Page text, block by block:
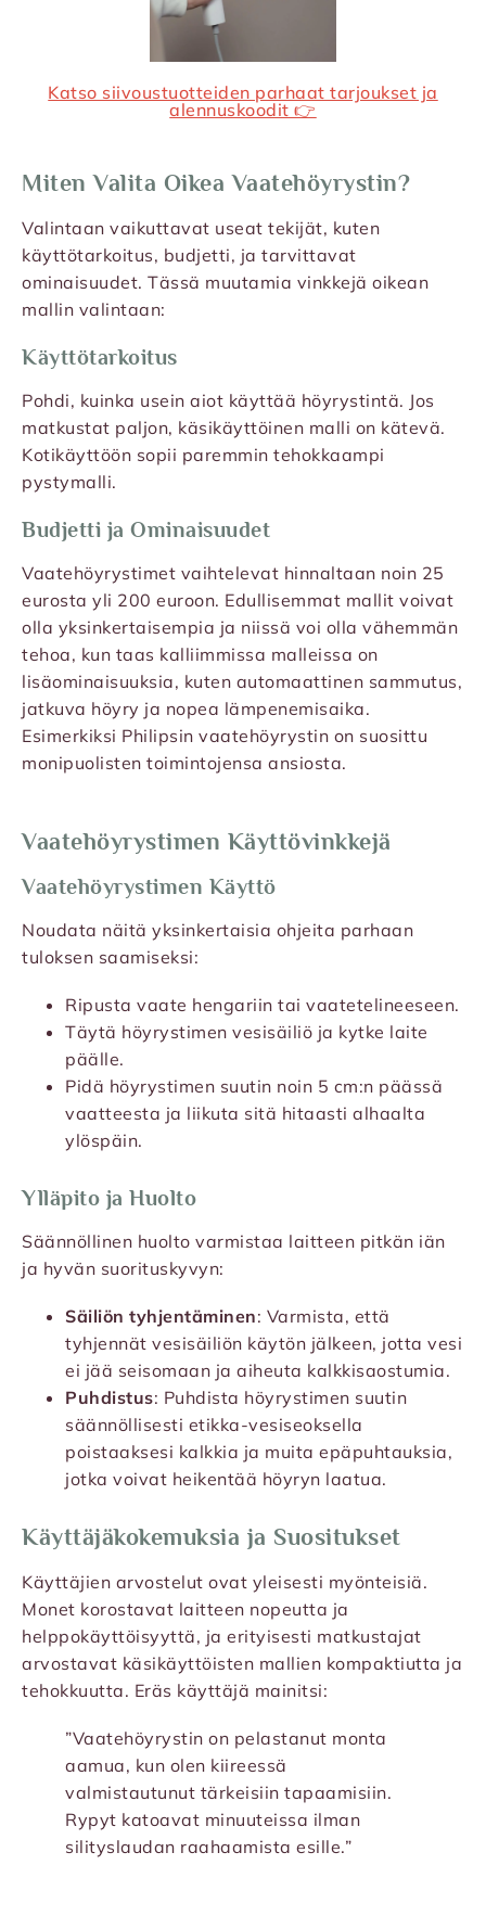
Katso siivoustuotteiden parhaat tarjoukset ja
alennuskoodit 👉
Miten Valita Oikea Vaatehöyrystin?
Valintaan vaikuttavat useat tekijät, kuten
käyttötarkoitus, budjetti, ja tarvittavat
ominaisuudet. Tässä muutamia vinkkejä oikean
mallin valintaan:
Käyttötarkoitus
Pohdi, kuinka usein aiot käyttää höyrystintä. Jos
matkustat paljon, käsikäyttöinen malli on kätevä.
Kotikäyttöön sopii paremmin tehokkaampi
pystymalli.
Budjetti ja Ominaisuudet
Vaatehöyrystimet vaihtelevat hinnaltaan noin 25
eurosta yli 200 euroon. Edullisemmat mallit voivat
olla yksinkertaisempia ja niissä voi olla vähemmän
tehoa, kun taas kalliimmissa malleissa on
lisäominaisuuksia, kuten automaattinen sammutus,
jatkuva höyry ja nopea lämpenemisaika.
Esimerkiksi Philipsin vaatehöyrystin on suosittu
monipuolisten toimintojensa ansiosta.
Vaatehöyrystimen Käyttövinkkejä
Vaatehöyrystimen Käyttö
Noudata näitä yksinkertaisia ohjeita parhaan
tuloksen saamiseksi:
Ripusta vaate hengariin tai vaatetelineeseen.
Täytä höyrystimen vesisäiliö ja kytke laite
päälle.
Pidä höyrystimen suutin noin 5 cm:n päässä
vaatteesta ja liikuta sitä hitaasti alhaalta
ylöspäin.
Ylläpito ja Huolto
Säännöllinen huolto varmistaa laitteen pitkän iän
ja hyvän suorituskyvyn:
Säiliön tyhjentäminen: Varmista, että
tyhjennät vesisäiliön käytön jälkeen, jotta vesi
ei jää seisomaan ja aiheuta kalkkisaostumia.
Puhdistus: Puhdista höyrystimen suutin
säännöllisesti etikka-vesiseoksella
poistaaksesi kalkkia ja muita epäpuhtauksia,
jotka voivat heikentää höyryn laatua.
Käyttäjäkokemuksia ja Suositukset
Käyttäjien arvostelut ovat yleisesti myönteisiä.
Monet korostavat laitteen nopeutta ja
helppokäyttöisyyttä, ja erityisesti matkustajat
arvostavat käsikäyttöisten mallien kompaktiutta ja
tehokkuutta. Eräs käyttäjä mainitsi:
”Vaatehöyrystin on pelastanut monta
aamua, kun olen kiireessä
valmistautunut tärkeisiin tapaamisiin.
Rypyt katoavat minuuteissa ilman
silityslaudan raahaamista esille.”